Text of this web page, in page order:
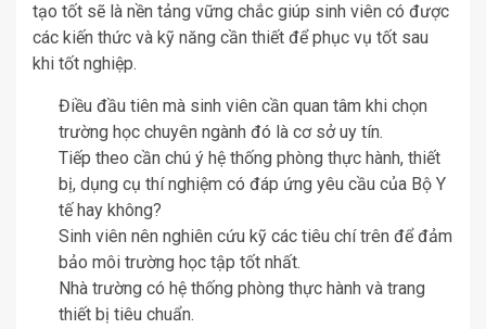
tạo tốt sẽ là nền tảng vững chắc giúp sinh viên có được
các kiến ​​thức và kỹ năng cần thiết để phục vụ tốt sau
khi tốt nghiệp.
Điều đầu tiên mà sinh viên cần quan tâm khi chọn
trường học chuyên ngành đó là cơ sở uy tín.
Tiếp theo cần chú ý hệ thống phòng thực hành, thiết
bị, dụng cụ thí nghiệm có đáp ứng yêu cầu của Bộ Y
tế hay không?
Sinh viên nên nghiên cứu kỹ các tiêu chí trên để đảm
bảo môi trường học tập tốt nhất.
Nhà trường có hệ thống phòng thực hành và trang
thiết bị tiêu chuẩn.